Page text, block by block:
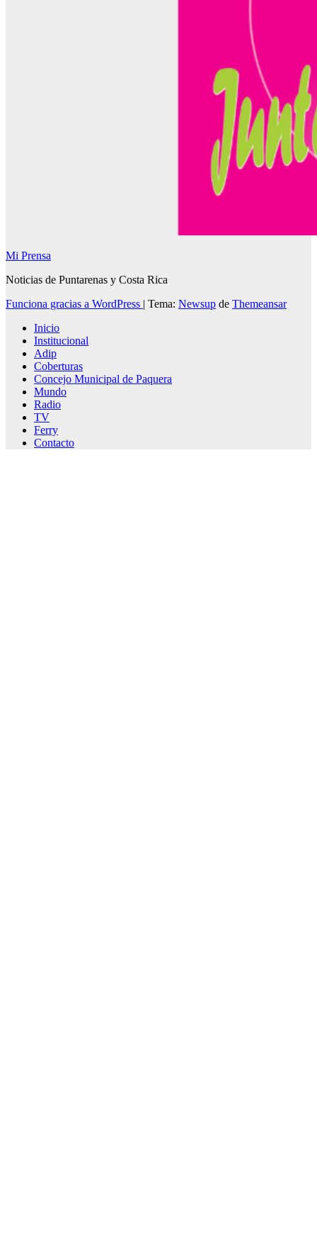
Mi Prensa
Noticias de Puntarenas y Costa Rica
Funciona gracias a WordPress | Tema: Newsup de Themeansar
Inicio
Institucional
Adip
Coberturas
Concejo Municipal de Paquera
Mundo
Radio
TV
Ferry
Contacto